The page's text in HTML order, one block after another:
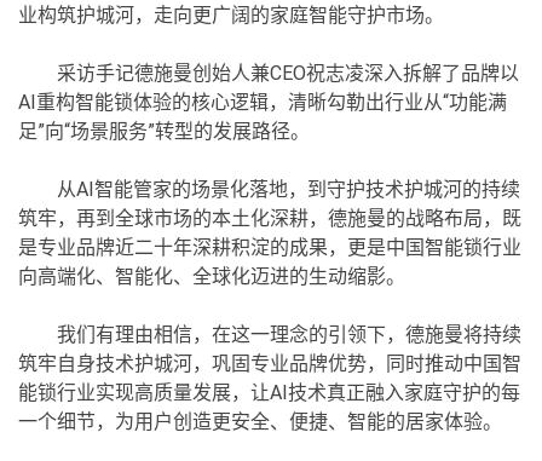
业构筑护城河，走向更广阔的家庭智能守护市场。
采访手记德施曼创始人兼CEO祝志凌深入拆解了品牌以
AI重构智能锁体验的核心逻辑，清晰勾勒出行业从“功能满
足”向“场景服务”转型的发展路径。
从AI智能管家的场景化落地，到守护技术护城河的持续
筑牢，再到全球市场的本土化深耕，德施曼的战略布局，既
是专业品牌近二十年深耕积淀的成果，更是中国智能锁行业
向高端化、智能化、全球化迈进的生动缩影。
我们有理由相信，在这一理念的引领下，德施曼将持续
筑牢自身技术护城河，巩固专业品牌优势，同时推动中国智
能锁行业实现高质量发展，让AI技术真正融入家庭守护的每
一个细节，为用户创造更安全、便捷、智能的居家体验。